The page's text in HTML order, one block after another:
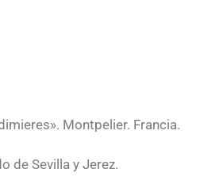
Montpelier. Francia.
de Sevilla y Jerez.